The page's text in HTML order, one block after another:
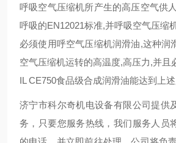
呼吸空气压缩机所产生的高压空气供
呼吸的EN12021标准,并呼吸空气压缩
必须使用呼空气压缩机润滑油,这种润
空气压缩机运转的高温度,高压力,并且
IL CE750食品级合成润滑油能达到上
济宁市科尔奇机电设备有限公司提供
务，只要您服务热线，我们服务人员